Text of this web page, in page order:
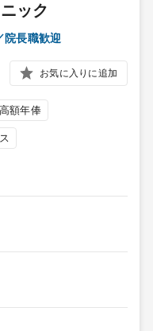
ック
院長職歓迎
お気に入りに追加
高額年俸